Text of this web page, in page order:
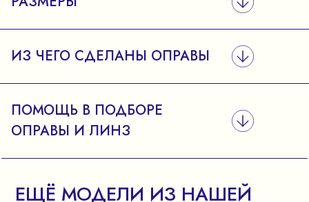
ИЗ ЧЕГО СДЕЛАНЫ ОПРАВЫ
ПОМОЩЬ В ПОДБОРЕ
ОПРАВЫ И ЛИНЗ
ЕЩЁ МОДЕЛИ ИЗ НАШЕЙ